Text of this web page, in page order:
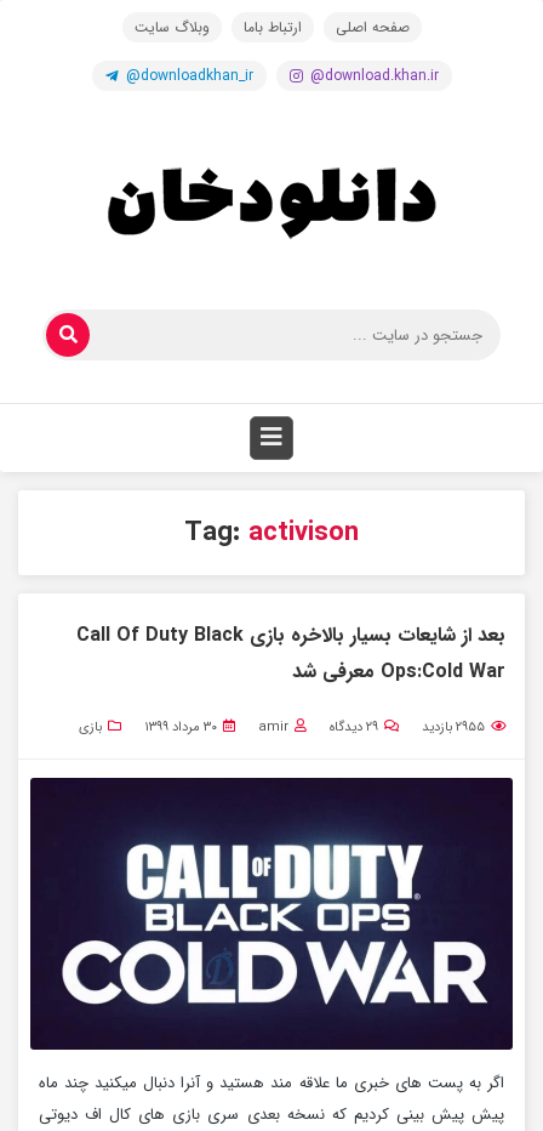
صفحه اصلی ارتباط باما وبلاگ سایت
@download.khan.ir
@downloadkhan_ir
Tag: activison
بعد از شایعات بسیار بالاخره بازی Call Of Duty Black
Ops:Cold War معرفی شد
۲۹۵۵بازدید ۲۹دیدگاه amir ۳۰ مرداد ۱۳۹۹ بازی
اگر به پست های خبری ما علاقه مند هستید و آنرا دنبال میکنید چند ماه
پیش پیش بینی کردیم که نسخه بعدی سری بازی های کال اف دیوتی